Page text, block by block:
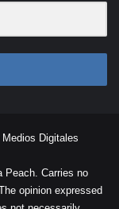
Digitales
Peach. Carries no
opinion expressed